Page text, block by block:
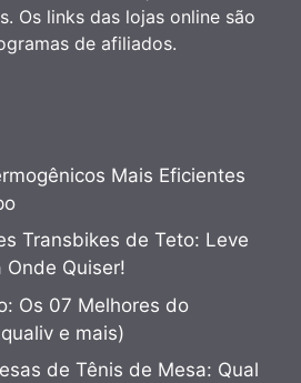
Os links das lojas online são
de afiliados.
Mais Eficientes
Transbikes de Teto: Leve
Onde Quiser!
Os 07 Melhores do
e mais)
de Tênis de Mesa: Qual